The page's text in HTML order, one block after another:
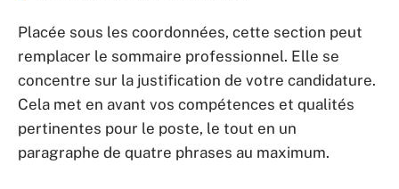
Placée sous les coordonnées, cette section peut
remplacer le sommaire professionnel. Elle se
concentre sur la justification de votre candidature.
Cela met en avant vos compétences et qualités
pertinentes pour le poste, le tout en un
paragraphe de quatre phrases au maximum.